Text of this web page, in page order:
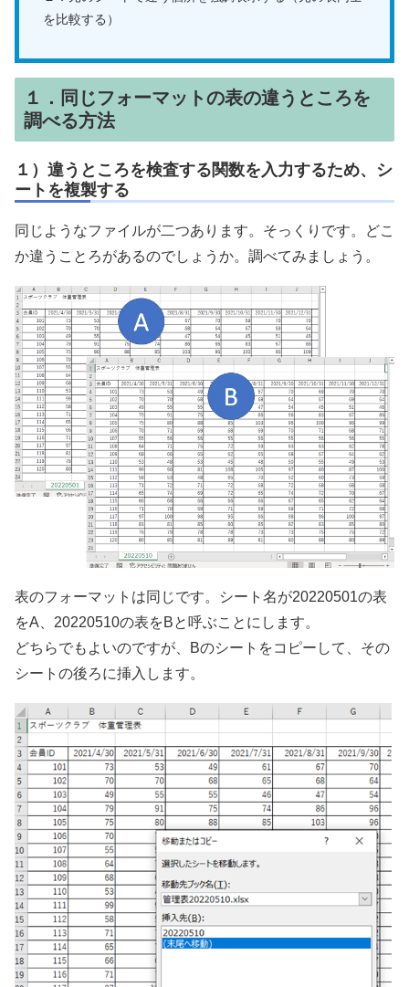
を比較する）
１．同じフォーマットの表の違うところを
調べる方法
１）違うところを検査する関数を入力するため、シ
ートを複製する
同じようなファイルが二つあります。そっくりです。どこ
か違うことろがあるのでしょうか。調べてみましょう。
表のフォーマットは同じです。シート名が20220501の表
をA、20220510の表をBと呼ぶことにします。
どちらでもよいのですが、Bのシートをコピーして、その
シートの後ろに挿入します。